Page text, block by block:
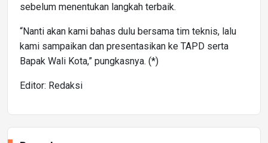
sebelum menentukan langkah terbaik.
“Nanti akan kami bahas dulu bersama tim teknis, lalu
kami sampaikan dan presentasikan ke TAPD serta
Bapak Wali Kota,” pungkasnya. (*)
Editor: Redaksi